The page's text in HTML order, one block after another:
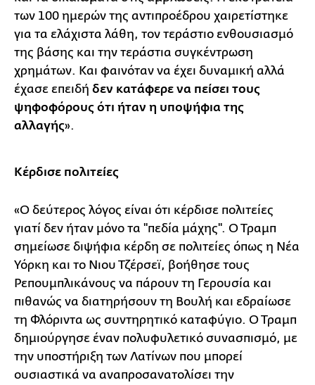
των 100 ημερών της αντιπροέδρου χαιρετίστηκε
για τα ελάχιστα λάθη, τον τεράστιο ενθουσιασμό
της βάσης και την τεράστια συγκέντρωση
χρημάτων. Και φαινόταν να έχει δυναμική αλλά
έχασε επειδή δεν κατάφερε να πείσει τους
ψηφοφόρους ότι ήταν η υποψήφια της
αλλαγής».
Κέρδισε πολιτείες
«Ο δεύτερος λόγος είναι ότι κέρδισε πολιτείες
γιατί δεν ήταν μόνο τα ''πεδία μάχης''. Ο Τραμπ
σημείωσε διψήφια κέρδη σε πολιτείες όπως η Νέα
Υόρκη και το Νιου Τζέρσεϊ, βοήθησε τους
Ρεπουμπλικάνους να πάρουν τη Γερουσία και
πιθανώς να διατηρήσουν τη Βουλή και εδραίωσε
τη Φλόριντα ως συντηρητικό καταφύγιο. Ο Τραμπ
δημιούργησε έναν πολυφυλετικό συνασπισμό, με
την υποστήριξη των Λατίνων που μπορεί
ουσιαστικά να αναπροσανατολίσει την